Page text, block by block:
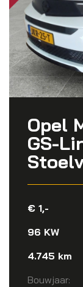
Opel
GS-
€ 1,-
96 KW
4.745 km
Bouwjaar: